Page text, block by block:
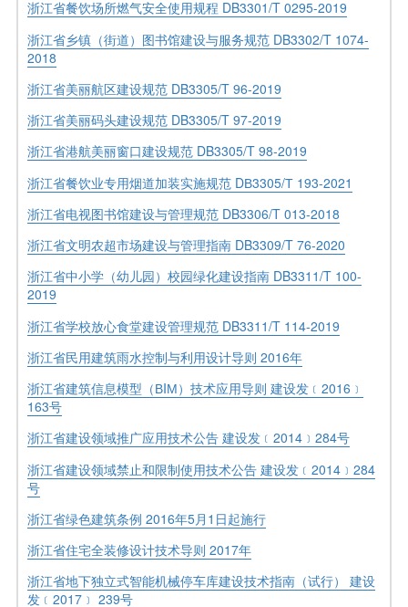
浙江省餐饮场所燃气安全使用规程 DB3301/T 0295-2019
浙江省乡镇（街道）图书馆建设与服务规范 DB3302/T 1074-
2018
浙江省美丽航区建设规范 DB3305/T 96-2019
浙江省美丽码头建设规范 DB3305/T 97-2019
浙江省港航美丽窗口建设规范 DB3305/T 98-2019
浙江省餐饮业专用烟道加装实施规范 DВ3305/Т 193-2021
浙江省电视图书馆建设与管理规范 DB3306/T 013-2018
浙江省文明农超市场建设与管理指南 DB3309/T 76-2020
浙江省中小学（幼儿园）校园绿化建设指南 DB3311/T 100-
2019
浙江省学校放心食堂建设管理规范 DB3311/T 114-2019
浙江省民用建筑雨水控制与利用设计导则 2016年
浙江省建筑信息模型（ВIМ）技术应用导则 建设发﹝2016﹞
163号
浙江省建设领域推广应用技术公告 建设发﹝2014﹞284号
浙江省建设领域禁止和限制使用技术公告 建设发﹝2014﹞284
号
浙江省绿色建筑条例 2016年5月1日起施行
浙江省住宅全装修设计技术导则 2017年
浙江省地下独立式智能机械停车库建设技术指南（试行） 建设
发﹝2017﹞ 239号